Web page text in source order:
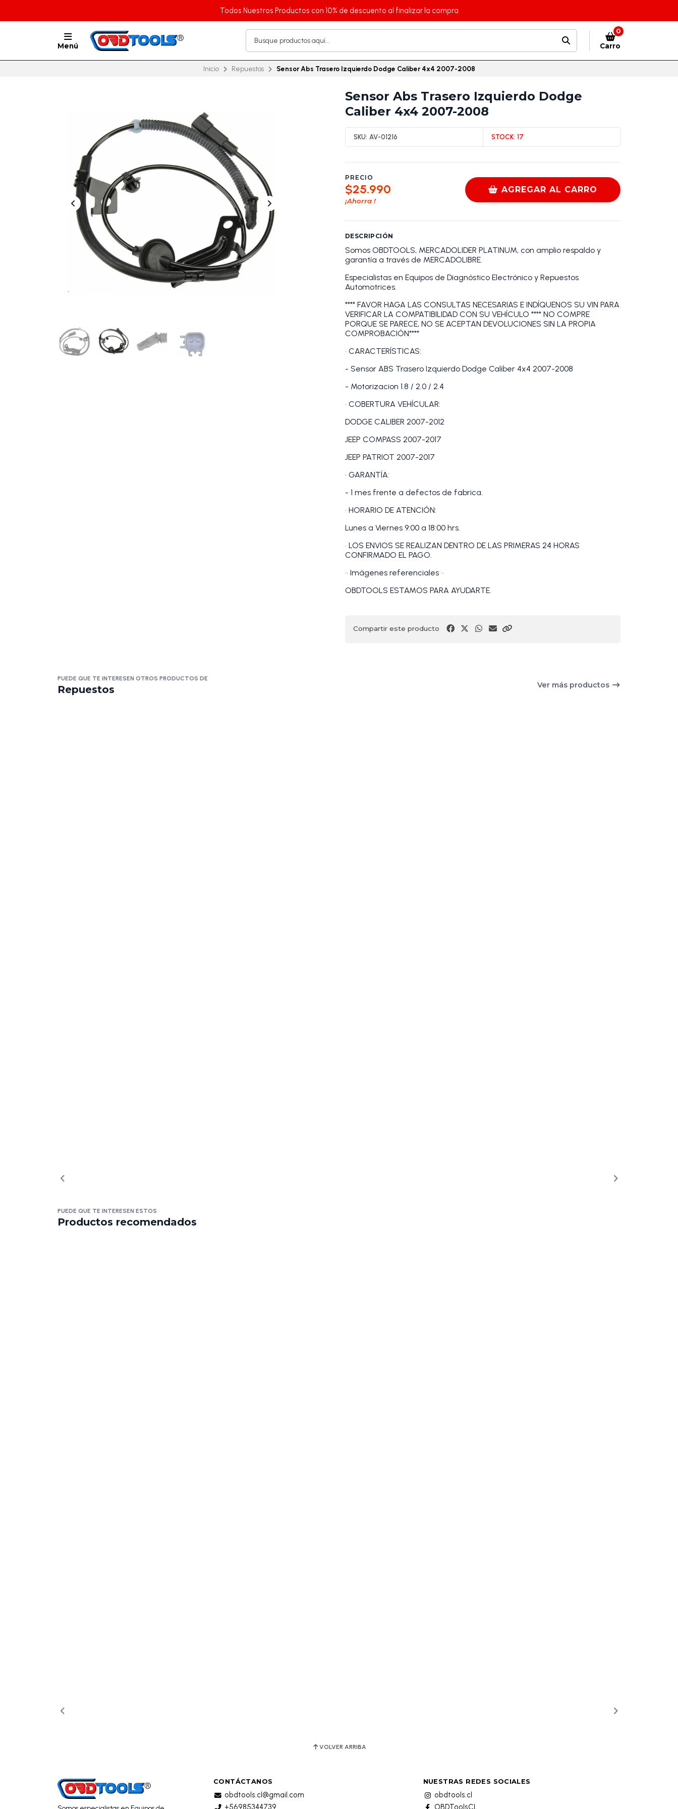
Todos Nuestros Productos con 10% de descuento al finalizar la compra
Menú
0
Carro
Inicio Repuestos Sensor Abs Trasero Izquierdo Dodge Caliber 4x4 2007-2008
Sensor Abs Trasero Izquierdo Dodge
Caliber 4x4 2007-2008
SKU: AV-01216 STOCK: 17
PRECIO
$25.990
¡Ahorra !
AGREGAR AL CARRO
DESCRIPCIÓN
Somos OBDTOOLS, MERCADOLIDER PLATINUM, con amplio respaldo y
garantía a través de MERCADOLIBRE.
Especialistas en Equipos de Diagnóstico Electrónico y Repuestos
Automotrices.
**** FAVOR HAGA LAS CONSULTAS NECESARIAS E INDÍQUENOS SU VIN PARA
VERIFICAR LA COMPATIBILIDAD CON SU VEHÍCULO **** NO COMPRE
PORQUE SE PARECE, NO SE ACEPTAN DEVOLUCIONES SIN LA PROPIA
COMPROBACIÓN****
• CARACTERÍSTICAS:
- Sensor ABS Trasero Izquierdo Dodge Caliber 4x4 2007-2008
- Motorizacion 1.8 / 2.0 / 2.4
• COBERTURA VEHÍCULAR:
DODGE CALIBER 2007-2012
JEEP COMPASS 2007-2017
JEEP PATRIOT 2007-2017
• GARANTÍA:
- 1 mes frente a defectos de fabrica.
• HORARIO DE ATENCIÓN:
Lunes a Viernes 9:00 a 18:00 hrs.
• LOS ENVIOS SE REALIZAN DENTRO DE LAS PRIMERAS 24 HORAS
CONFIRMADO EL PAGO.
•• Imágenes referenciales ••
OBDTOOLS ESTAMOS PARA AYUDARTE.
Compartir este producto
PUEDE QUE TE INTERESEN OTROS PRODUCTOS DE
Repuestos Ver más productos
PUEDE QUE TE INTERESEN ESTOS
Productos recomendados
VOLVER ARRIBA
CONTÁCTANOS
obdtools.cl@gmail.com
NUESTRAS REDES SOCIALES
obdtools.cl